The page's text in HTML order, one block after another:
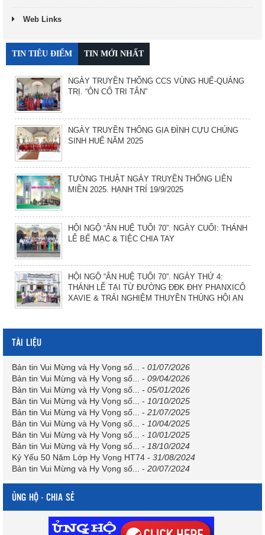
Web Links
TIN TIÊU ĐIỂM TIN MỚI NHẤT
NGÀY TRUYỀN THỐNG CCS VÙNG HUẾ-QUẢNG
TRỊ. “ÔN CỐ TRI TÂN”
NGÀY TRUYỀN THỐNG GIA ĐÌNH CỰU CHỦNG
SINH HUẾ NĂM 2025
TƯỜNG THUẬT NGÀY TRUYỀN THỐNG LIÊN
MIỀN 2025. HẠNH TRÍ 19/9/2025
HỘI NGỘ “ÂN HUỆ TUỔI 70”. NGÀY CUỐI: THÁNH
LỄ BẾ MẠC & TIỆC CHIA TAY
HỘI NGỘ “ÂN HUỆ TUỔI 70”. NGÀY THỨ 4:
THÁNH LỄ TẠI TỪ ĐƯỜNG ĐĐK ĐHY PHANXICÔ
XAVIE & TRẢI NGHIỆM THUYỀN THÚNG HỘI AN
TÀI LIỆU
Bản tin Vui Mừng và Hy Vọng số... - 01/07/2026
Bản tin Vui Mừng và Hy Vọng số... - 09/04/2026
Bản tin Vui Mừng và Hy Vọng số... - 05/01/2026
Bản tin Vui Mừng và Hy Vọng số... - 10/10/2025
Bản tin Vui Mừng và Hy Vọng số... - 21/07/2025
Bản tin Vui Mừng và Hy Vọng số... - 10/04/2025
Bản tin Vui Mừng và Hy Vọng số... - 10/01/2025
Bản tin Vui Mừng và Hy Vọng số... - 18/10/2024
Kỷ Yếu 50 Năm Lớp Hy Vọng HT74 - 31/08/2024
Bản tin Vui Mừng và Hy Vọng số... - 20/07/2024
ỦNG HỘ - CHIA SẺ